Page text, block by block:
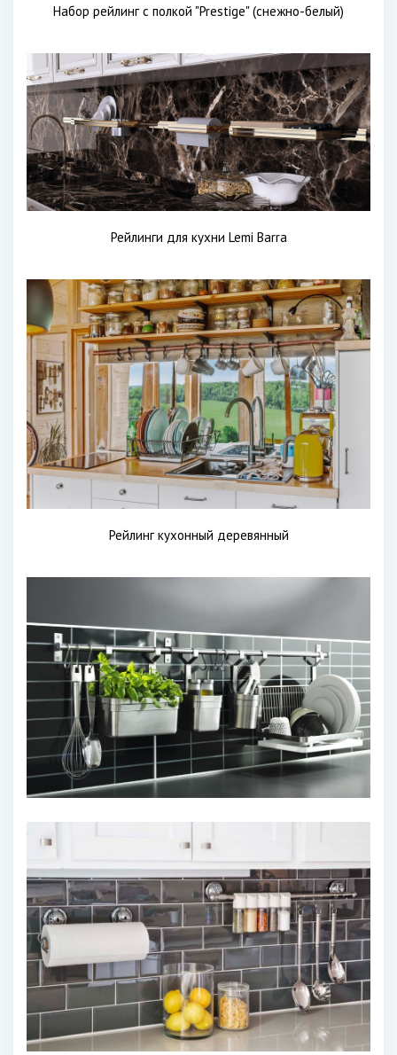
Набор рейлинг с полкой "Prestige" (снежно-белый)
Рейлинги для кухни Lemi Barra
Рейлинг кухонный деревянный